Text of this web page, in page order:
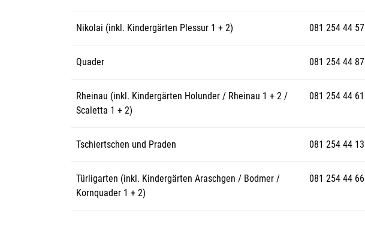
Nikolai (inkl. Kindergärten Plessur 1 + 2) 081 254 44 57
Quader 081 254 44 87
Rheinau (inkl. Kindergärten Holunder / Rheinau 1 + 2 /
Scaletta 1 + 2)
081 254 44 61
Tschiertschen und Praden 081 254 44 13
Türligarten (inkl. Kindergärten Araschgen / Bodmer /
Kornquader 1 + 2)
081 254 44 66